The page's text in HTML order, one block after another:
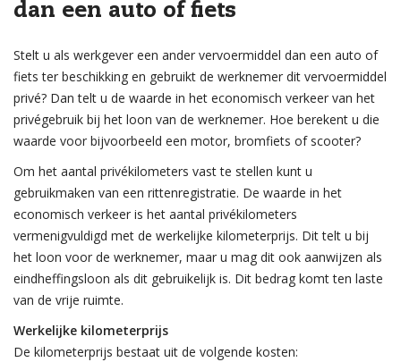
dan een auto of fiets
Stelt u als werkgever een ander vervoermiddel dan een auto of
fiets ter beschikking en gebruikt de werknemer dit vervoermiddel
privé? Dan telt u de waarde in het economisch verkeer van het
privégebruik bij het loon van de werknemer. Hoe berekent u die
waarde voor bijvoorbeeld een motor, bromfiets of scooter?
Om het aantal privékilometers vast te stellen kunt u
gebruikmaken van een rittenregistratie. De waarde in het
economisch verkeer is het aantal privékilometers
vermenigvuldigd met de werkelijke kilometerprijs. Dit telt u bij
het loon voor de werknemer, maar u mag dit ook aanwijzen als
eindheffingsloon als dit gebruikelijk is. Dit bedrag komt ten laste
van de vrije ruimte.
Werkelijke kilometerprijs
De kilometerprijs bestaat uit de volgende kosten: